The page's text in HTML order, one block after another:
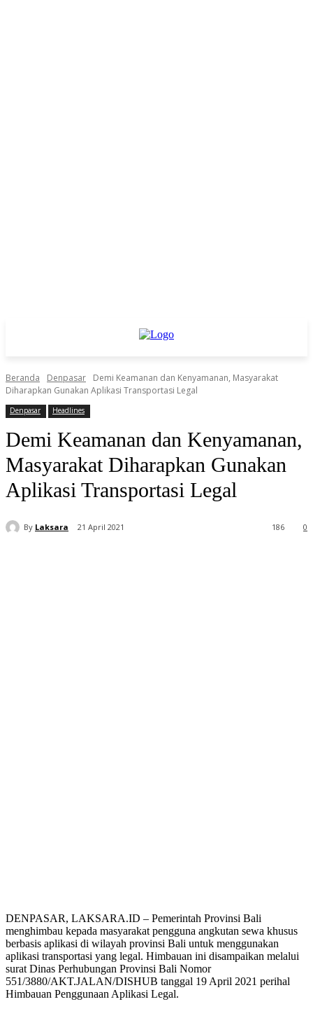
Beranda Denpasar
Demi Keamanan dan Kenyamanan, Masyarakat
Diharapkan Gunakan Aplikasi Transportasi Legal
Denpasar Headlines
Demi Keamanan dan Kenyamanan,
Masyarakat Diharapkan Gunakan
Aplikasi Transportasi Legal
By Laksara 21 April 2021 0
186
DENPASAR, LAKSARA.ID – Pemerintah Provinsi Bali
menghimbau kepada masyarakat pengguna angkutan sewa khusus
berbasis aplikasi di wilayah provinsi Bali untuk menggunakan
aplikasi transportasi yang legal. Himbauan ini disampaikan melalui
surat Dinas Perhubungan Provinsi Bali Nomor
551/3880/AKT.JALAN/DISHUB tanggal 19 April 2021 perihal
Himbauan Penggunaan Aplikasi Legal.